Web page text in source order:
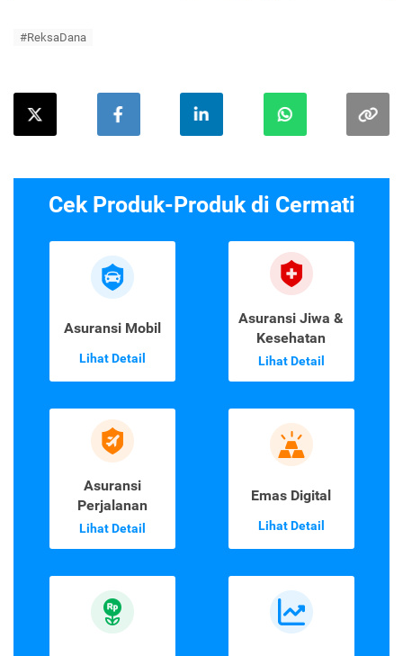
#ReksaDana
Cek Produk-Produk di Cermati
Asuransi Mobil
Lihat Detail
Asuransi Jiwa &
Kesehatan
Lihat Detail
Asuransi
Perjalanan
Lihat Detail
Emas Digital
Lihat Detail